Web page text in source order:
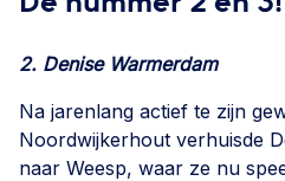
2. Denise Warmerdam
Na jarenlang actief te zijn
Noordwijkerhout verhuisde
naar Weesp, waar ze nu